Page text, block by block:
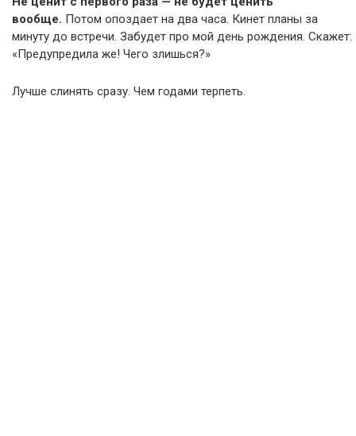
вообще. Потом опоздает на два часа. Кинет планы за
минуту до встречи. Забудет про мой день рождения. Скажет:
«Предупредила же! Чего злишься?»
Лучше слинять сразу. Чем годами терпеть.